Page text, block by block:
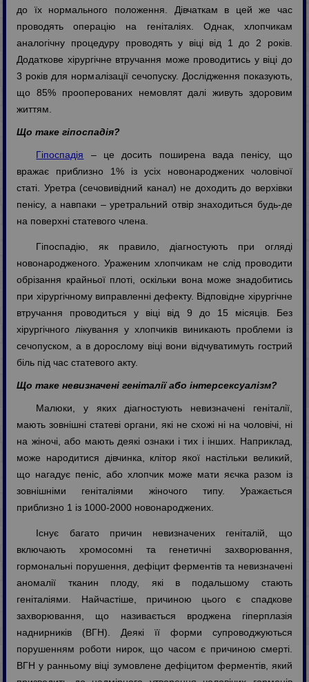
до їх нормального положення. Дівчаткам в цей же час
проводять операцію на геніталіях. Однак, хлопчикам
аналогічну процедуру проводять у віці від 1 до 2 років.
Додаткове хірургічне втручання може проводитись у віці до
3 років для нормалізації сечопуску. Дослідження показують,
що 85% прооперованих немовлят далі живуть здоровим
життям.
Що таке гіпоспадія?
Гіпоспадія – це досить поширена вада пенісу, що
вражає приблизно 1% із усіх новонароджених чоловічої
статі. Уретра (сечовивідний канал) не доходить до верхівки
пенісу, а навпаки – уретральний отвір знаходиться будь-де
на поверхні статевого члена.
Гіпоспадію, як правило, діагностують при огляді
новонародженого. Ураженим хлопчикам не слід проводити
обрізання крайньої плоті, оскільки вона може знадобитись
при хірургічному виправленні дефекту. Відповідне хірургічне
втручання проводиться у віці від 9 до 15 місяців. Без
хірургічного лікування у хлопчиків виникають проблеми із
сечопуском, а в дорослому віці вони відчуватимуть гострий
біль під час статевого акту.
Що таке невизначені геніталії або інтерсексуалізм?
Малюки, у яких діагностують невизначені геніталії,
мають зовнішні статеві органи, які не схожі ні на чоловічі, ні
на жіночі, або мають деякі ознаки і тих і інших. Наприклад,
може народитися дівчинка, клітор якої настільки великий,
що нагадує пеніс, або хлопчик може мати яєчка разом із
зовнішніми геніталіями жіночого типу. Уражається
приблизно 1 із 1000-2000 новонароджених.
Існує багато причин невизначених геніталій, що
включають хромосомні та генетичні захворювання,
гормональні порушення, дефіцит ферментів та невизначені
аномалії тканин плоду, які в подальшому стають
геніталіями. Найчастіше, причиною цього є спадкове
захворювання, що називається вроджена гіперплазія
наднирників (ВГН). Деякі її форми супроводжуються
порушенням роботи нирок, що часом є причиною смерті.
ВГН у ранньому віці зумовлене дефіцитом ферментів, який